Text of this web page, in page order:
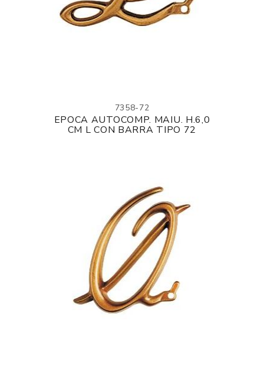
7358-72
EPOCA AUTOCOMP. MAIU. H.6,0
CM L CON BARRA TIPO 72